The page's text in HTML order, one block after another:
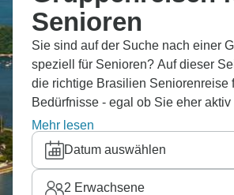
Senioren
Sie sind auf der Suche nach einer
speziell für Senioren? Auf dieser
die richtige Brasilien Seniorenreise
Bedürfnisse - egal ob Sie eher aktiv
in einer größeren oder kleineren
möchten.
Mehr lesen
Datum auswählen
2 Erwachsene